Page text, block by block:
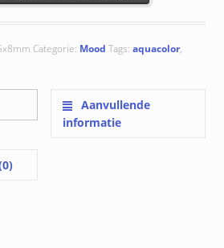
Categorie: Mood Tags: aquacolor,
Aanvullende
informatie